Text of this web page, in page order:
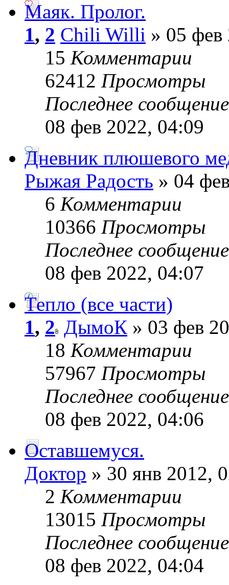
Маяк. Пролог.
1, 2 Chili Willi » 05 фев
15 Комментарии
62412 Просмотры
Последнее
08 фев 2022, 04:09
Дневник плюшевого
Рыжая Радость » 04
6 Комментарии
10366 Просмотры
Последнее
08 фев 2022, 04:07
Тепло (все части)
1, 2 ДымоК » 03 фев
18 Комментарии
57967 Просмотры
Последнее
08 фев 2022, 04:06
Оставшемуся.
Доктор » 30 янв 2012,
2 Комментарии
13015 Просмотры
Последнее
08 фев 2022, 04:04